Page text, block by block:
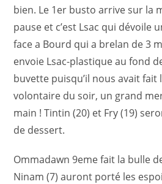
bien. Le 1er busto arrive sur la
pause et c’est Lsac qui dévoile
face a Bourd qui a brelan de 3
envoie Lsac-plastique au fond
buvette puisqu’il nous avait fait
volontaire du soir, un grand
main ! Tintin (20) et Fry (19)
de dessert.
Ommadawn 9eme fait la bulle
Ninam (7) auront porté les